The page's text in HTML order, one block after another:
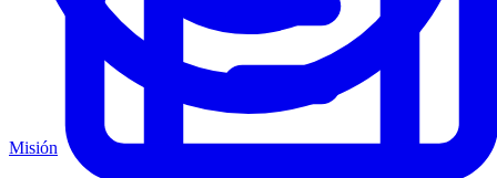
Misión